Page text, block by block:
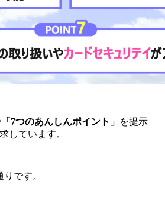
「7つのあんしんポイント」 を提示
しています。
です。